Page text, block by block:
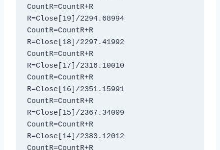
CountR=CountR+R
R=Close[19]/2294.68994
CountR=CountR+R
R=Close[18]/2297.41992
CountR=CountR+R
R=Close[17]/2316.10010
CountR=CountR+R
R=Close[16]/2351.15991
CountR=CountR+R
R=Close[15]/2367.34009
CountR=CountR+R
R=Close[14]/2383.12012
CountR=CountR+R